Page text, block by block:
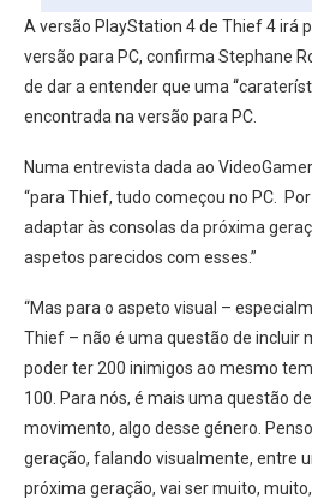
A versão PlayStation 4 de Thief 4 irá
versão para PC, confirma Stephane
de dar a entender que uma
encontrada na versão para PC.
Numa entrevista dada ao
“para Thief, tudo começou no PC.
adaptar às consolas da próxima
aspetos parecidos com esses.”
“Mas para o aspeto visual –
Thief – não é uma questão de incluir
poder ter 200 inimigos ao mesmo
100. Para nós, é mais uma questão
movimento, algo desse género.
geração, falando visualmente, entre
próxima geração, vai ser muito,